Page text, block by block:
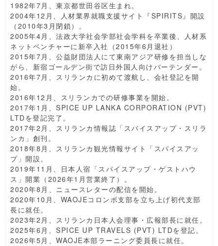
1982年7月、東京都世田谷区生まれ。
2004年12月、人材業界就職支援サイト『SPIRITS』開設
（2010年3月閉鎖）。
2005年4月、法政大学社会学部社会学科を卒業後、人材系
ネットベンチャーに新卒入社（2015年6月退社）
2015年7月、公益財団法人にて東南アジア研修を担当しな
がら、新宿ゴールデン街で訪日外国人向けバーテンダー。
2016年7月、スリランカに初めて渡航し、会社登記を開
始。
2016年12月、スリランカでの研修事業を開始。
2017年1月、SPICE UP LANKA CORPORATION (PVT)
LTDを登記完了。
2017年2月、スリランカ情報誌「スパイスアップ・スリラ
ンカ」創刊。
2018年8月、スリランカ観光情報サイト「スパイスアッ
プ」開設。
2019年11月、日本人宿「スパイスアップ・ゲストハウ
ス」開業（2026年1月営業終了）。
2020年8月、ニュースレターの配信を開始。
2020年10月、WAOJEコロンボ支部を立ち上げ初代支部
長に就任。
2023年2月、スリランカ日本人会理事・広報部長に就任。
2025年6月、SPICE UP TRAVELS (PVT) LTDを登記。
2026年5月、WAOJE本部ラーニング委員長に就任。